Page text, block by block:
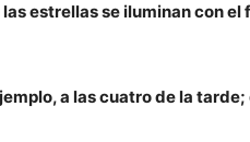
estrellas se iluminan con el
a las cuatro de la